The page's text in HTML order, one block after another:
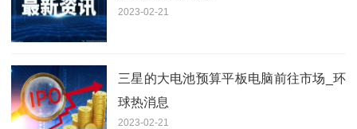
2023-02-21
三星的大电池预算平板电脑前往市场_环
球热消息
2023-02-21